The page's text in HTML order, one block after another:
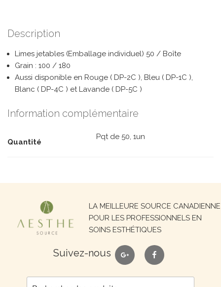
Description
Limes jetables (Emballage individuel) 50 / Boîte
Grain : 100 / 180
Aussi disponible en Rouge ( DP-2C ), Bleu ( DP-1C ),
Blanc ( DP-4C ) et Lavande ( DP-5C )
Information complémentaire
Quantité
Pqt de 50, 1un
LA MEILLEURE SOURCE CANADIENNE
POUR LES PROFESSIONNELS EN
SOINS ESTHÉTIQUES
Suivez-nous google facebook
Recherche
pour :